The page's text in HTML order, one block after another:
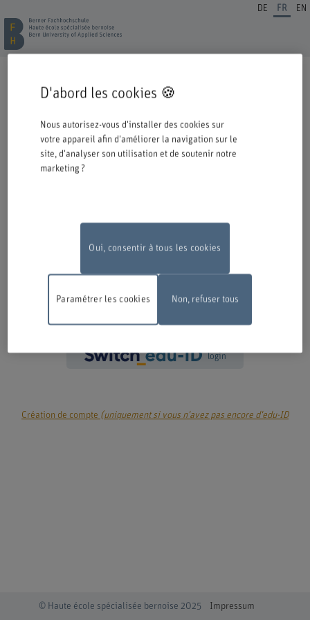
DE FR EN
Cordiale bienvenue à la BFH. Vous avez opté pour une formation ou un
Veuillez prendre connaissance des informations ci-dessous concernant le
processus d'inscription.
Authentification avec Switch edu-ID
Travaux de maintenance En raison de travaux de maintenance, le
2026, entre 18 h et 22 h. Nous vous remercions de votre compréhension
login
Création de compte (uniquement si vous n'avez pas encore d'edu-ID
© Haute école spécialisée bernoise 2025 Impressum
D'abord les cookies 🍪
Nous autorisez-vous d'installer des cookies sur
votre appareil afin d'améliorer la navigation sur le
site, d'analyser son utilisation et de soutenir notre
marketing ?
Oui, consentir à tous les cookies
Paramétrer les cookies Non, refuser tous